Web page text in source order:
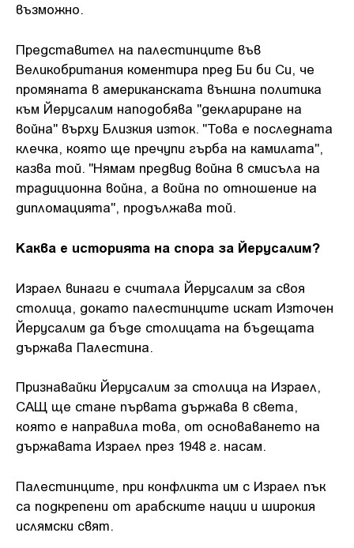
възможно.
Представител на палестинците във
Великобритания коментира пред Би би Си, че
промяната в американската външна политика
към Йерусалим наподобява "деклариране на
война" върху Близкия изток. "Това е последната
клечка, която ще пречупи гърба на камилата",
казва той. "Нямам предвид война в смисъла на
традиционна война, а война по отношение на
дипломацията", продължава той.
Каква е историята на спора за Йерусалим?
Израел винаги е считала Йерусалим за своя
столица, докато палестинците искат Източен
Йерусалим да бъде столицата на бъдещата
държава Палестина.
Признавайки Йерусалим за столица на Израел,
САЩ ще стане първата държава в света,
която е направила това, от основаването на
държавата Израел през 1948 г. насам.
Палестинците, при конфликта им с Израел пък
са подкрепени от арабските нации и широкия
ислямски свят.